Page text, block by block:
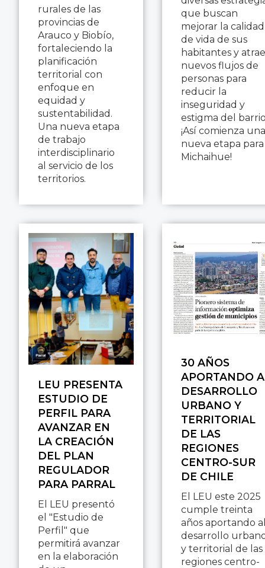
rurales de las
provincias de
Arauco y Biobío,
fortaleciendo la
planificación
territorial con
enfoque en
equidad y
sustentabilidad.
Una nueva etapa
de trabajo
interdisciplinario
al servicio de los
territorios.
que buscan
mejorar la calidad
de vida de sus
habitantes y
nuevos flujos de
personas para
reducir la
inseguridad y
estigma del
¡Así comienza una
nueva etapa para
Michaihue!
LEU PRESENTA
ESTUDIO DE
PERFIL PARA
AVANZAR EN
LA CREACIÓN
DEL PLAN
REGULADOR
PARA PARRAL
El LEU presentó
el "Estudio de
Perfil" que
permitirá avanzar
en la elaboración
30 AÑOS
APORTANDO
DESARROLLO
URBANO Y
TERRITORIAL
DE LAS
REGIONES
CENTRO-SUR
DE CHILE
El LEU este 2025
cumple treinta
años aportando
desarrollo
y territorial de las
regiones centro-